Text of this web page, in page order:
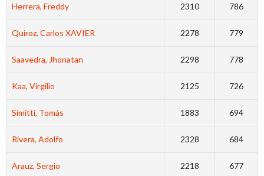
Herrera, Freddy 2310 786
Quiroz, Carlos XAVIER 2278 779
Saavedra, Jhonatan 2298 778
Kaa, Virgilio 2125 726
Simitti, Tomás 1883 694
Rivera, Adolfo 2328 684
Arauz, Sergio 2218 677